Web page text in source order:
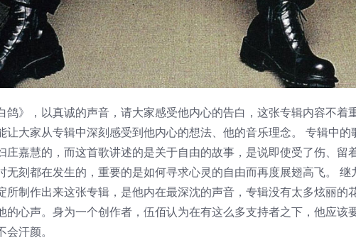
》，以真诚的声音，请大家感受他内心的告白，这张专辑内容不着
大家从专辑中深刻感受到他内心的想法、他的音乐理念。 专辑中的
嘉慧的，而这首歌讲述的是关于自由的故事，是说即使受了伤、留
无刻都在发生的，重要的是如何寻求心灵的自由而再度展翅高飞。 继
制作出来这张专辑，是他内在最深沈的声音，专辑没有太多炫丽的
心声。身为一个创作者，伍佰认为在有这么多支持者之下，他应该
汗颜。